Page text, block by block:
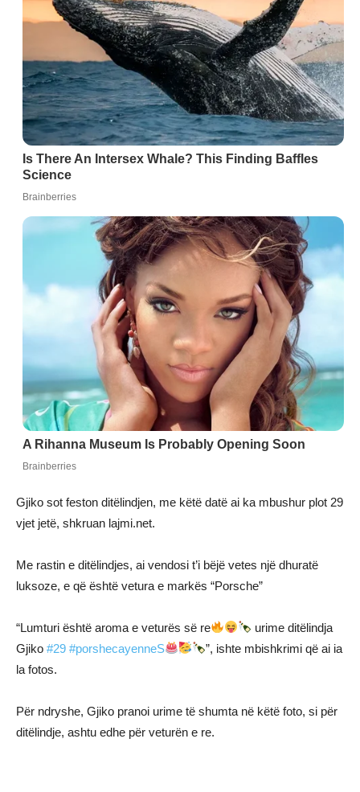
Gjiko sot feston ditëlindjen, me këtë datë ai ka mbushur plot 29
vjet jetë, shkruan lajmi.net.
Me rastin e ditëlindjes, ai vendosi t’i bëjë vetes një dhuratë
luksoze, e që është vetura e markës “Porsche”
“Lumturi është aroma e veturës së re
urime ditëlindja
Gjiko #29 #porshecayenneS
”, ishte mbishkrimi që ai ia
la fotos.
Për ndryshe, Gjiko pranoi urime të shumta në këtë foto, si për
ditëlindje, ashtu edhe për veturën e re.